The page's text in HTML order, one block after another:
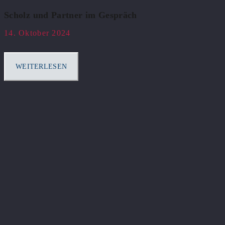
Scholz und Partner im Gespräch
14. Oktober 2024
WEITERLESEN